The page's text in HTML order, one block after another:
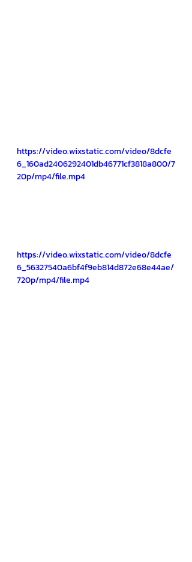
https://video.wixstatic.com/video/8dcfe
6_160ad2406292401db46771cf3818a800/7
20p/mp4/file.mp4
https://video.wixstatic.com/video/8dcfe
6_56327540a6bf4f9eb814d872e68e44ae/
720p/mp4/file.mp4